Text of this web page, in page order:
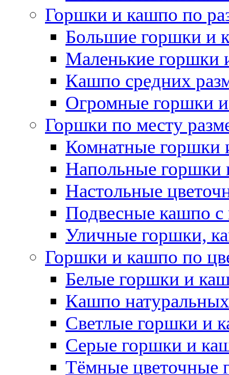
Горшки и кашпо по
Большие горшки и
Маленькие горшки
Кашпо средних
Огромные горшки
Горшки по месту
Комнатные горшки
Напольные горшки
Настольные
Подвесные кашпо с
Уличные горшки,
Горшки и кашпо по
Белые горшки и
Кашпо
Светлые горшки и
Серые горшки и
Тёмные цветочные